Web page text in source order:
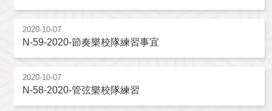
2020-10-07
N-59-2020-節奏樂校隊練習事宜
2020-10-07
N-58-2020-管弦樂校隊練習